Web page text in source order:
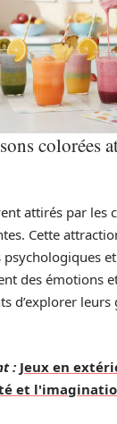
colorées
attirés par les
Cette
des émotions
d’explorer leurs
: Jeux en
et